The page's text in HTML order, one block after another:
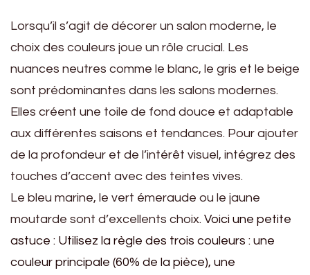
Lorsqu’il s’agit de décorer un salon moderne, le
choix des couleurs joue un rôle crucial. Les
nuances neutres comme le blanc, le gris et le beige
sont prédominantes dans les salons modernes.
Elles créent une toile de fond douce et adaptable
aux différentes saisons et tendances. Pour ajouter
de la profondeur et de l’intérêt visuel, intégrez des
touches d’accent avec des teintes vives.
Le bleu marine, le vert émeraude ou le jaune
moutarde sont d’excellents choix. Voici une petite
astuce : Utilisez la règle des trois couleurs : une
couleur principale (60% de la pièce), une